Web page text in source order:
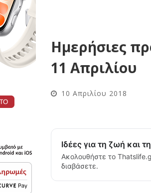
Ημερήσιες
11 Aπριλίου
10 Απριλίου 2018
Ιδέες για τη ζωή και
Ακολουθήστε το
διαβάσετε.